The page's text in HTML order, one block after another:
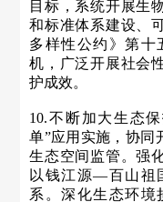
目标，系统开展生
和标准体系建设、
多样性公约》第十
机，广泛开展社会
护成效。
10.不断加大生态
单”应用实施，协同
生态空间监管。强
以钱江源—百山祖
系。深化生态环境